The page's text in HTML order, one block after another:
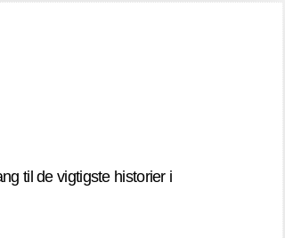
til de vigtigste historier i